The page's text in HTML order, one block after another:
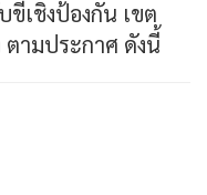
เชิงป้องกัน เขต
ามประกาศ ดังนี้